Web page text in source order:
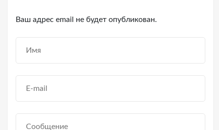
Ваш адрес email не будет опубликован.